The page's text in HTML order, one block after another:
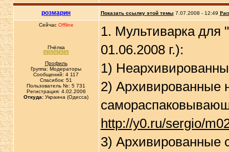
розмарин Показать ссылку этой темы 7.07.2008 - 12:49
Сейчас Offline
Пчёлка
Профиль
Группа: Модераторы
Сообщений: 4 117
Спасибок: 51
Пользователь №: 5 731
Регистрация: 4.02.2006
Откуда: Украина (Одесса)
1. Мультиварка для
01.06.2008 г.):
1)
2) Архивированные
http://y0.ru/sergio/
3) Архивированные